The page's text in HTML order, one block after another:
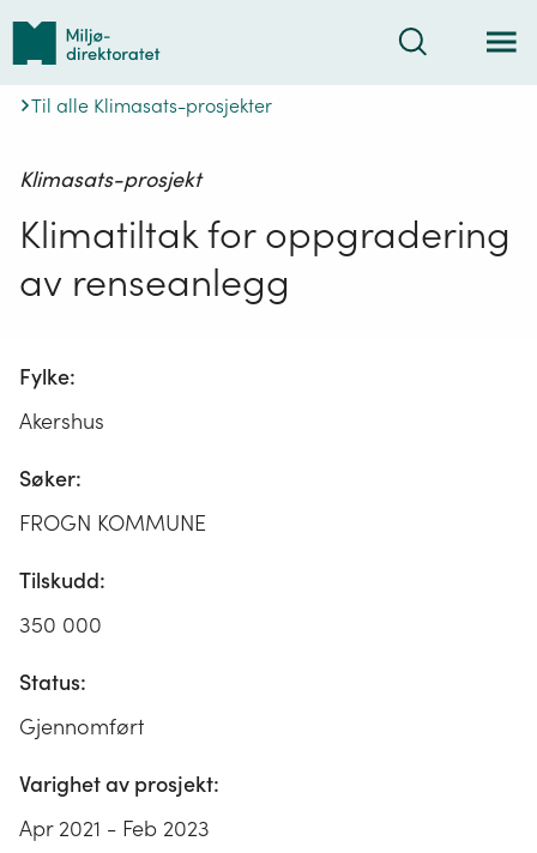
Tilbake
forsiden
Søk
Til alle Klimasats-prosjekter
Klimasats-prosjekt
Klimatiltak for oppgradering
av renseanlegg
Fylke:
Akershus
Søker:
FROGN KOMMUNE
Tilskudd:
350 000
Status:
Gjennomført
Varighet av prosjekt:
Apr 2021 - Feb 2023